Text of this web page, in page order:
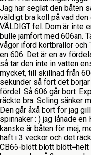
Jag har seglat den båten
väldigt bra koll på vad den
VÄLDIGT fel. Dom är inte
bulle jämfört med 606an.
vågor iförd kortbrallor
en 606. Det är en av
så tar den inte in vatten
mycket, till skillnad från
sekunder så fort det
fördel. Så 606 går bort.
räckte bra. Soling sänker
Den går åxå bort för jag
spinnaker : ) jag lånade
kanske är båten för mej,
haft i 3 veckor och det
CB66-blött blött blött=helt